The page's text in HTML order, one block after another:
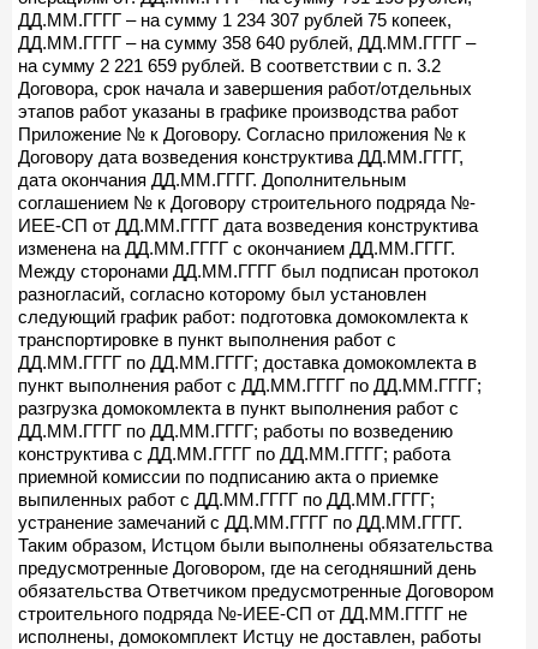
ДД.ММ.ГГГГ – на сумму 1 234 307 рублей 75 копеек,
ДД.ММ.ГГГГ – на сумму 358 640 рублей, ДД.ММ.ГГГГ –
на сумму 2 221 659 рублей. В соответствии с п. 3.2
Договора, срок начала и завершения работ/отдельных
этапов работ указаны в графике производства работ
Приложение № к Договору. Согласно приложения № к
Договору дата возведения конструктива ДД.ММ.ГГГГ,
дата окончания ДД.ММ.ГГГГ. Дополнительным
соглашением № к Договору строительного подряда №-
ИЕЕ-СП от ДД.ММ.ГГГГ дата возведения конструктива
изменена на ДД.ММ.ГГГГ с окончанием ДД.ММ.ГГГГ.
Между сторонами ДД.ММ.ГГГГ был подписан протокол
разногласий, согласно которому был установлен
следующий график работ: подготовка домокомлекта к
транспортировке в пункт выполнения работ с
ДД.ММ.ГГГГ по ДД.ММ.ГГГГ; доставка домокомлекта в
пункт выполнения работ с ДД.ММ.ГГГГ по ДД.ММ.ГГГГ;
разгрузка домокомлекта в пункт выполнения работ с
ДД.ММ.ГГГГ по ДД.ММ.ГГГГ; работы по возведению
конструктива с ДД.ММ.ГГГГ по ДД.ММ.ГГГГ; работа
приемной комиссии по подписанию акта о приемке
выпиленных работ с ДД.ММ.ГГГГ по ДД.ММ.ГГГГ;
устранение замечаний с ДД.ММ.ГГГГ по ДД.ММ.ГГГГ.
Таким образом, Истцом были выполнены обязательства
предусмотренные Договором, где на сегодняшний день
обязательства Ответчиком предусмотренные Договором
строительного подряда №-ИЕЕ-СП от ДД.ММ.ГГГГ не
исполнены, домокомплект Истцу не доставлен, работы